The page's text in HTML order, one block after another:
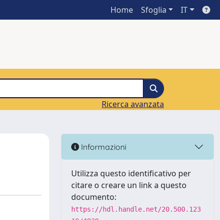
Home Sfoglia IT
Ricerca avanzata
Informazioni
Utilizza questo identificativo per
citare o creare un link a questo
documento:
https://hdl.handle.net/20.500.123